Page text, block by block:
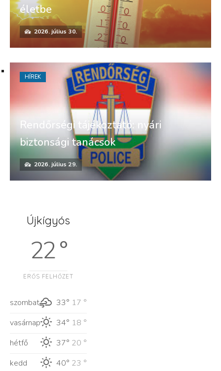
életbe
2026. július 30.
Rendőrségi tájékoztató: nyári
biztonsági tanácsok
2026. július 29.
HÍREK
Újkígyós
22 °
ERŐS FELHŐZET
szombat 33° 17 °
vasárnap
34° 18 °
hétfő
37° 20 °
kedd
40° 23 °